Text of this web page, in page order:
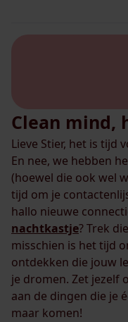
Clean mind,
Lieve Stier, het is tijd
En nee, we hebben
(hoewel die ook wel
tijd om je
hallo nieuwe
nachtkastje? Trek
misschien is het tijd
ontdekken die jouw
je dromen. Zet jezelf
aan de dingen die je
maar komen!